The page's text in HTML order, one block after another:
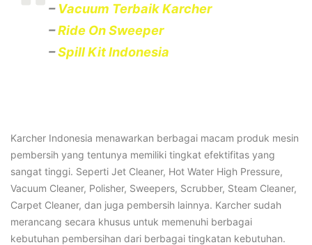
– Vacuum Terbaik Karcher
–Ride On Sweeper
–Spill Kit Indonesia
Karcher Indonesia menawarkan berbagai macam produk mesin
pembersih yang tentunya memiliki tingkat efektifitas yang
sangat tinggi. Seperti Jet Cleaner, Hot Water High Pressure,
Vacuum Cleaner, Polisher, Sweepers, Scrubber, Steam Cleaner,
Carpet Cleaner, dan juga pembersih lainnya. Karcher sudah
merancang secara khusus untuk memenuhi berbagai
kebutuhan pembersihan dari berbagai tingkatan kebutuhan.